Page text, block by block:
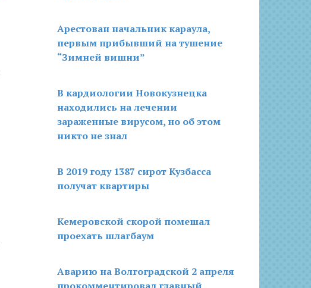
Арестован начальник караула,
первым прибывший на тушение
“Зимней вишни”
В кардиологии Новокузнецка
находились на лечении
зараженные вирусом, но об этом
никто не знал
В 2019 году 1387 сирот Кузбасса
получат квартиры
Кемеровской скорой помешал
проехать шлагбаум
Аварию на Волгоградской 2 апреля